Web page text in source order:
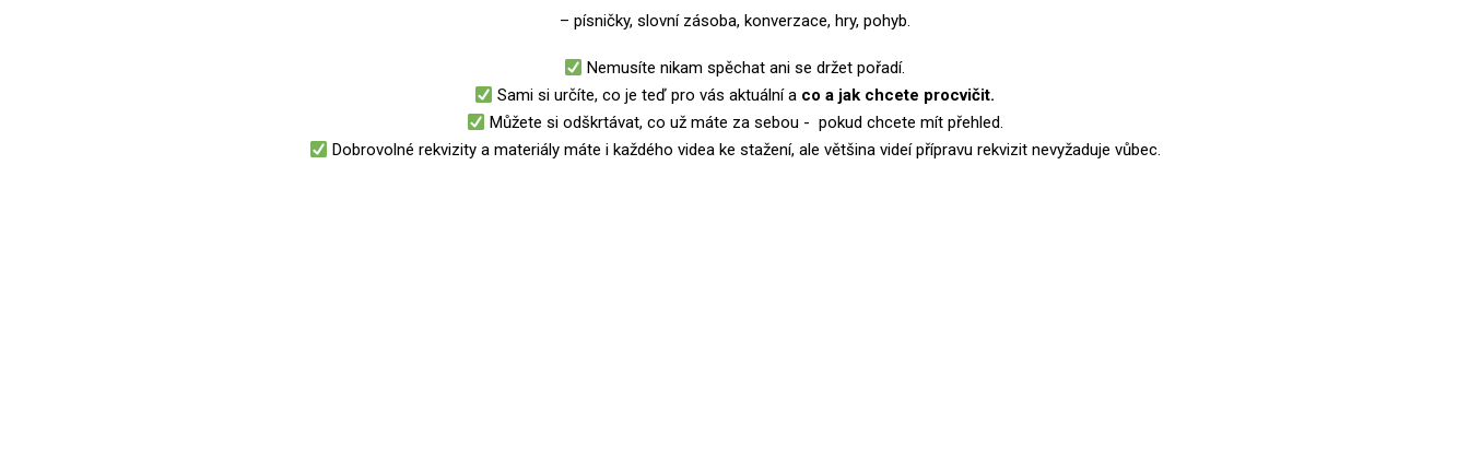
– písničky, slovní zásoba, konverzace, hry, pohyb.
Nemusíte nikam spěchat ani se držet pořadí.
Sami si určíte, co je teď pro vás aktuální a co a jak chcete procvičit.
Můžete si odškrtávat, co už máte za sebou - pokud chcete mít přehled.
Dobrovolné rekvizity a materiály máte i každého videa ke stažení, ale většina videí přípravu rekvizit nevyžaduje vůbec.